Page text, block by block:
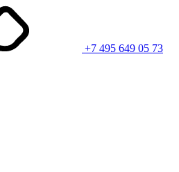
+7 495 649 05 73